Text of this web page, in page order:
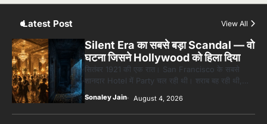
Latest Post View All
Silent Era का सबसे बड़ा Scandal — वो
घटना जिसने Hollywood को हिला दिया
सितंबर 1921 की एक रात। San Francisco के सबसे
शानदार Hotel में Party चल रही थी। शराब बह रही थी,…
Sonaley Jain August 4, 2026